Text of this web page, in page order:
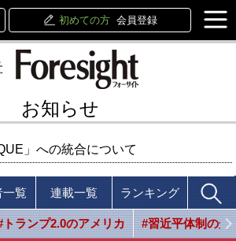
初めての方 会員登録
お知らせ
」への統合について
一覧 連載一覧 ランキング
トランプ2.0のアメリカ #習近平体制の光